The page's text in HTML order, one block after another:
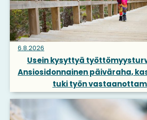
6.8.2026
Usein kysyttyä
Ansiosidonnainen päiväraha,
tuki työn